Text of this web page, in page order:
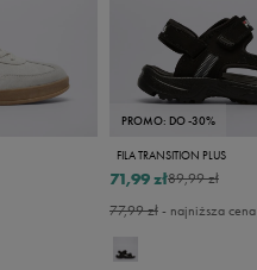
PROMO: DO -30%
FILA TRANSITION PLUS
89,99 zł
71,99 zł
77,99 zł- najniższa cena